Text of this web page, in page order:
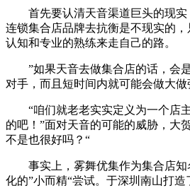
首先要认清天音渠道巨头的现
连锁集合店品牌去抗衡是不现实的
认知和专业的熟练来走自己的路。
”如果天音去做集合店的话，会
对手，而且短时间内就可能会做大做
“咱们就老老实实定义为一个店
的吧！”面对天音的可能的威胁，大
不是也很好吗？“
事实上，雾舞优集作为集合店
化的”小而精“尝试。于深圳南山打造